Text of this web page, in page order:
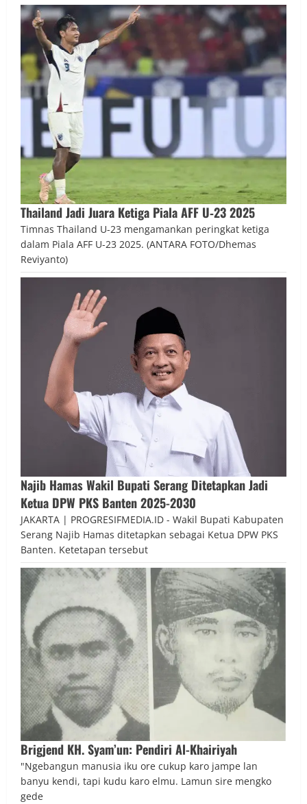
Thailand Jadi Juara Ketiga Piala AFF U‑23 2025
Timnas Thailand U-23 mengamankan peringkat ketiga
dalam Piala AFF U-23 2025. (ANTARA FOTO/Dhemas
Reviyanto)
Najib Hamas Wakil Bupati Serang Ditetapkan Jadi
Ketua DPW PKS Banten 2025-2030
JAKARTA | PROGRESIFMEDIA.ID - Wakil Bupati Kabupaten
Serang Najib Hamas ditetapkan sebagai Ketua DPW PKS
Banten. Ketetapan tersebut
Brigjend KH. Syam’un: Pendiri Al-Khairiyah
"Ngebangun manusia iku ore cukup karo jampe lan
banyu kendi, tapi kudu karo elmu. Lamun sire mengko
gede